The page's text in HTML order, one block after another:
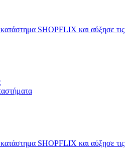
SHOPFLIX και αύξησε τις
SHOPFLIX και αύξησε τις